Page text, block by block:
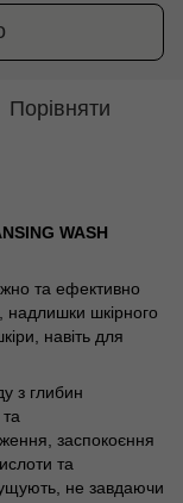
Порівняти
WASH
та ефективно
шкірного
навіть для
з глибин
заспокоєння
та
не завдаючи